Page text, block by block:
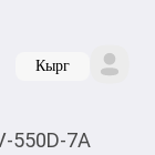
Кырг
550D-7A